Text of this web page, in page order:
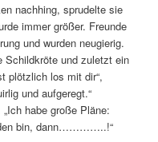
nachhing, sprudelte sie
immer größer. Freunde
und wurden neugierig.
Schildkröte und zuletzt ein
plötzlich los mit dir“,
und aufgeregt.“
habe große Pläne:
bin, dann…………..!“